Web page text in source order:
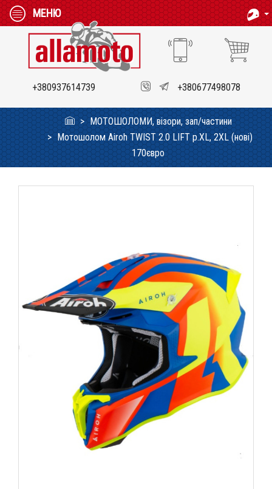
МЕНЮ
+380937614739 +380677498078
МОТОШОЛОМИ, візори, зап/частини
Мотошолом Airoh TWIST 2.0 LIFT p.XL, 2XL (нові)
170євро